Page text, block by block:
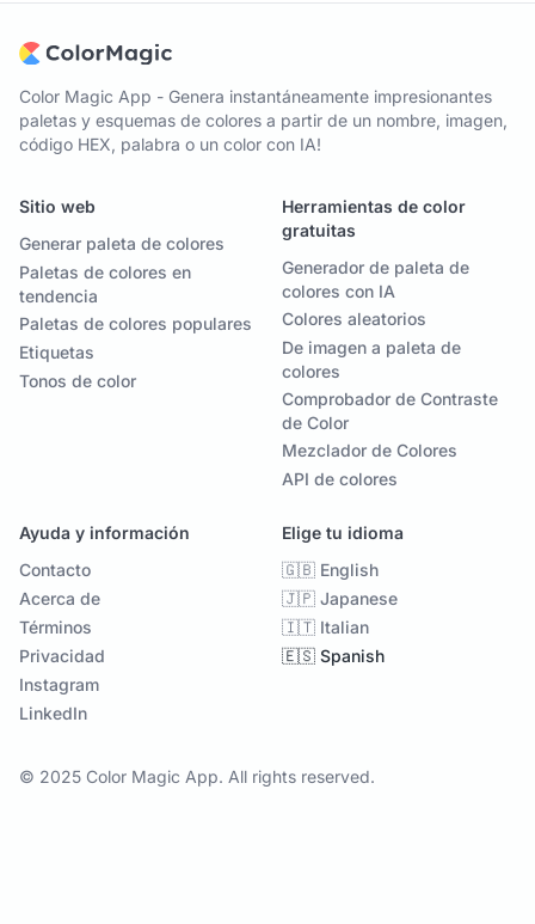
Color Magic App - Genera instantáneamente impresionantes
paletas y esquemas de colores a partir de un nombre, imagen,
código HEX, palabra o un color con IA!
Sitio web
Generar paleta de colores
Paletas de colores en
tendencia
Paletas de colores populares
Etiquetas
Tonos de color
Herramientas de color
gratuitas
Generador de paleta de
colores con IA
Colores aleatorios
De imagen a paleta de
colores
Comprobador de Contraste
de Color
Mezclador de Colores
API de colores
Ayuda y información
Contacto
Acerca de
Términos
Privacidad
Instagram
LinkedIn
Elige tu idioma
🇬🇧 English
🇯🇵 Japanese
🇮🇹 Italian
🇪🇸 Spanish
© 2025 Color Magic App. All rights reserved.